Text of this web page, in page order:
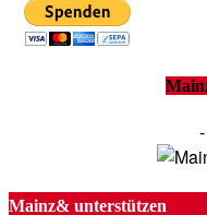
Mainz& unterstützen